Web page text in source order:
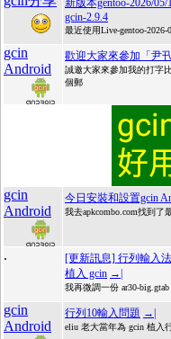
新版本gentoo-2026/
gcin-2.9.4
最近使用Live-gentoo-2026-
gcin
Android
歡迎大家來參加「尹
誠邀大家來參加我的打字
個郵
gcin
Android
今日安裝和設置gcin
我去apkcombo.com找到了
.
[更新訊息] 行列輸入
植入 gcin →|
我再微調一份 ar30-
gcin
Android
行列10輸入問題 →|
eliu 老大當年為 gcin 植入